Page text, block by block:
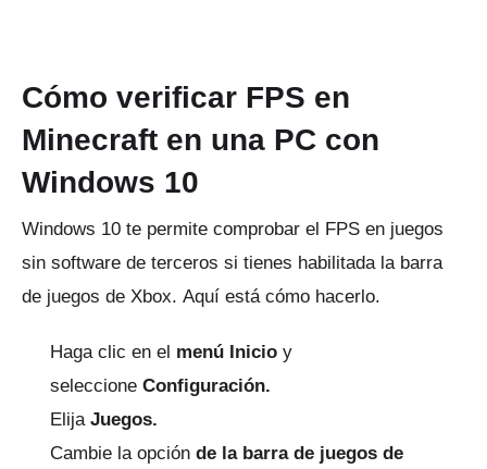
Cómo verificar FPS en
Minecraft en una PC con
Windows 10
Windows 10 te permite comprobar el FPS en juegos
sin software de terceros si tienes habilitada la barra
de juegos de Xbox. Aquí está cómo hacerlo.
Haga clic en el menú Inicio y
seleccione Configuración.
Elija Juegos.
Cambie la opción de la barra de juegos de